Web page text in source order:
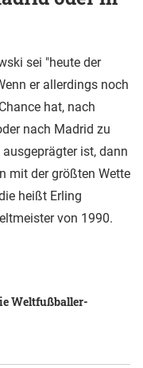
sei "heute der
er allerdings noch
hat, nach
nach Madrid zu
ist, dann
mit der größten Wette
heißt Erling
von 1990.
Weltfußballer-